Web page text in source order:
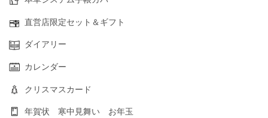
直営店限定セット＆ギフト
ダイアリー
カレンダー
クリスマスカード
年賀状 寒中見舞い お年玉